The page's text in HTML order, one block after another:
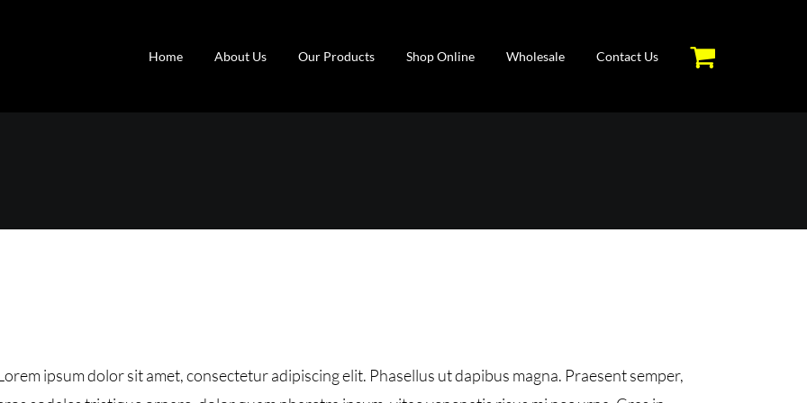
Home About Us Our Products Shop Online Wholesale Contact Us
ipsum dolor sit amet, consectetur adipiscing elit. Phasellus ut dapibus magna. Praesent semper,